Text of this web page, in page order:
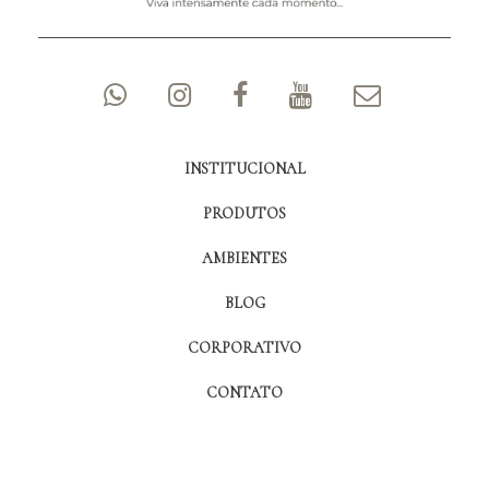
INSTITUCIONAL
PRODUTOS
AMBIENTES
BLOG
CORPORATIVO
CONTATO